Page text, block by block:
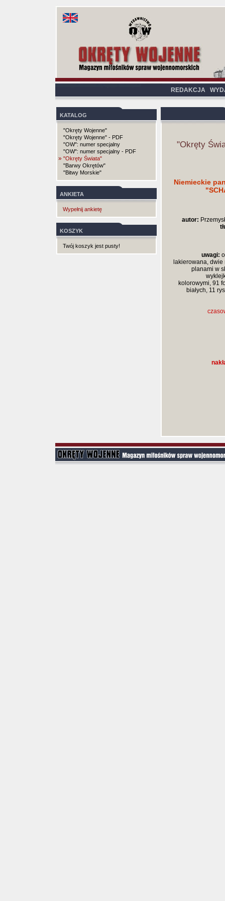
REDAKCJA
KATALOG
"Okręty Wojenne"
"Okręty Wojenne" - PDF
"OW": numer specjalny
"OW": numer specjalny - PDF
» "Okręty Świata"
"Barwy Okrętów"
"Bitwy Morskie"
ANKIETA
Wypełnij ankietę
KOSZYK
Twój koszyk jest pusty!
"Okręty
Niemieckie
autor:
uwagi:
lakierowana, dwie
planami w
kolorowymi, 91
białych, 11